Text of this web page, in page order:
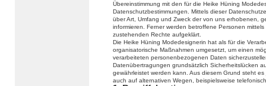
Übereinstimmung mit den für die Heike Hüning
Datenschutzbestimmungen. Mittels dieser
über Art, Umfang und Zweck der von uns erhobenen,
informieren. Ferner werden betroffene Personen
zustehenden Rechte aufgeklärt.
Die Heike Hüning Modedesignerin hat als für die
organisatorische Maßnahmen umgesetzt, um einen
verarbeiteten personenbezogenen Daten
Datenübertragungen grundsätzlich Sicherheitslücken
gewährleistet werden kann. Aus diesem Grund steht
auch auf alternativen Wegen, beispielsweise